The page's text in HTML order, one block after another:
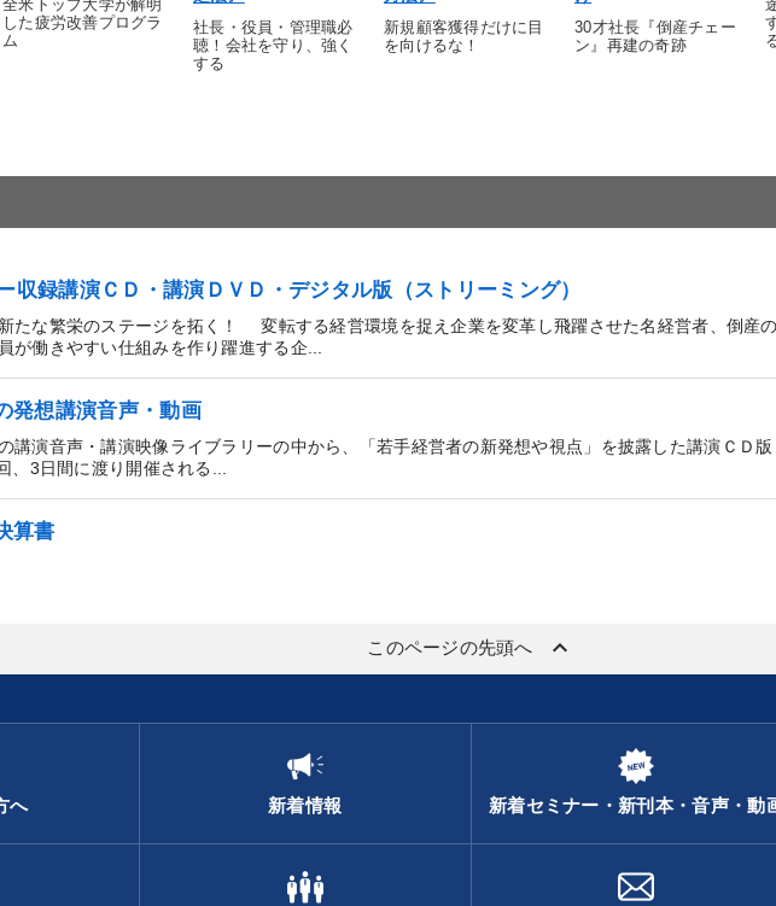
全米トップ大学が解明
した疲労改善プログラ
ム
社長・役員・管理職必
聴！会社を守り、強く
する
新規顧客獲得だけに目
を向けるな！
30才社長『倒産チェー
ン』再建の奇跡
収録講演ＣＤ・講演ＤＶＤ・デジタル版（ストリーミング）
新たな繁栄のステージを拓く！ 変転する経営環境を捉え企業を変革し飛躍させた名経営者、倒産
が働きやすい仕組みを作り躍進する企...
発想講演音声・動画
講演音声・講演映像ライブラリーの中から、「若手経営者の新発想や視点」を披露した講演ＣＤ
、3日間に渡り開催される...
算書
このページの先頭へ keyboard_arrow_up
へ 新着情報 新着セミナー・新刊本・音声・動